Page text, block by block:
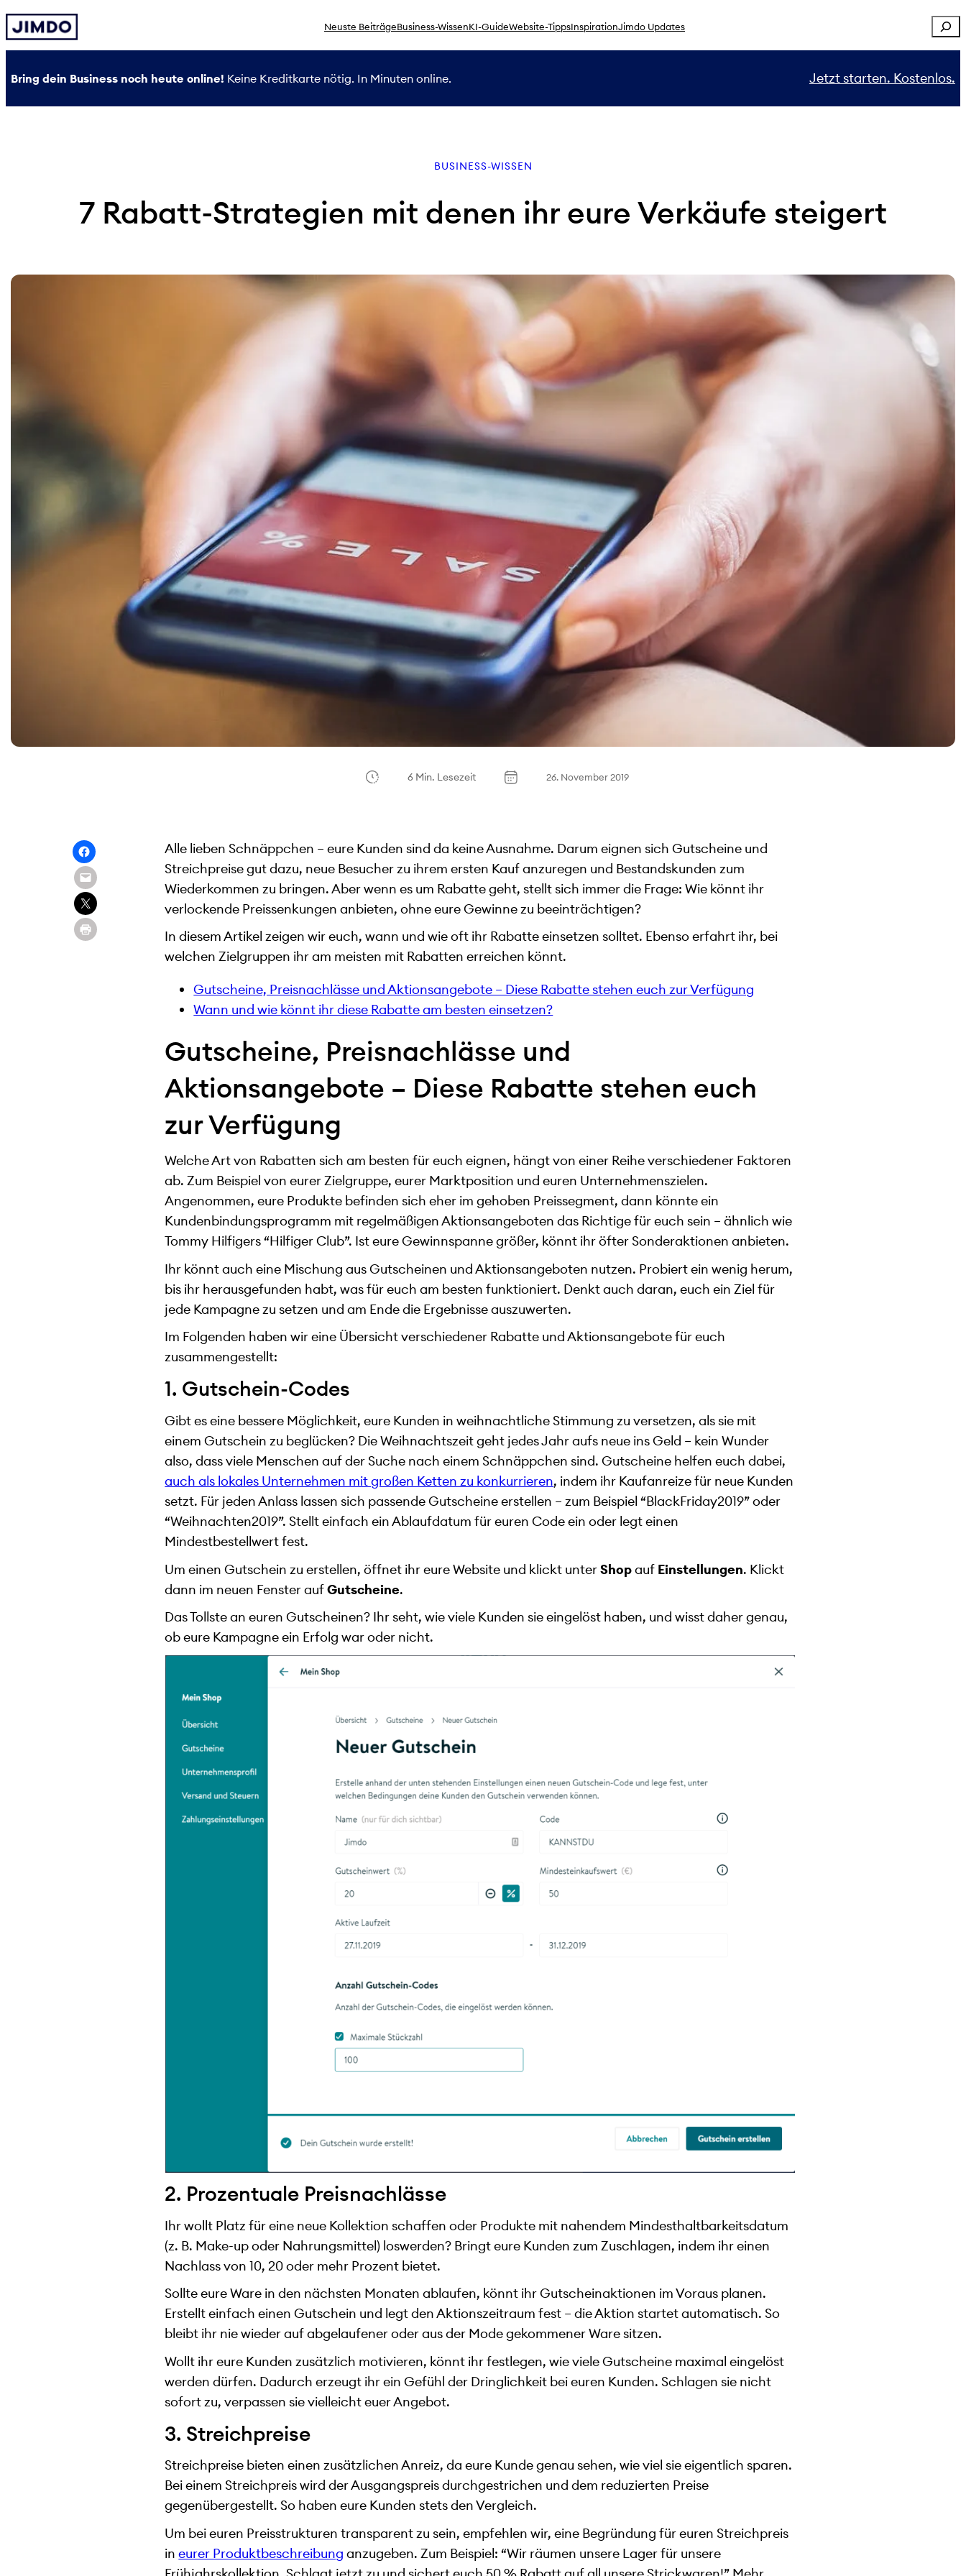
Zum
Inhalt
springen
Neuste BeiträgeBusiness-WissenKI-GuideWebsite-TippsInspirationJimdo Updates
Bring dein Business noch heute online! Keine Kreditkarte nötig. In Minuten online. Jetzt starten. Kostenlos.
BUSINESS-WISSEN
7 Rabatt-Strategien mit denen ihr eure Verkäufe steigert
6 Min. Lesezeit 26. November 2019
Alle lieben Schnäppchen – eure Kunden sind da keine Ausnahme. Darum eignen sich Gutscheine und
Streichpreise gut dazu, neue Besucher zu ihrem ersten Kauf anzuregen und Bestandskunden zum
Wiederkommen zu bringen. Aber wenn es um Rabatte geht, stellt sich immer die Frage: Wie könnt ihr
verlockende Preissenkungen anbieten, ohne eure Gewinne zu beeinträchtigen?
In diesem Artikel zeigen wir euch, wann und wie oft ihr Rabatte einsetzen solltet. Ebenso erfahrt ihr, bei
welchen Zielgruppen ihr am meisten mit Rabatten erreichen könnt.
Gutscheine, Preisnachlässe und Aktionsangebote – Diese Rabatte stehen euch zur Verfügung
Wann und wie könnt ihr diese Rabatte am besten einsetzen?
Gutscheine, Preisnachlässe und
Aktionsangebote – Diese Rabatte stehen euch
zur Verfügung
Welche Art von Rabatten sich am besten für euch eignen, hängt von einer Reihe verschiedener Faktoren
ab. Zum Beispiel von eurer Zielgruppe, eurer Marktposition und euren Unternehmenszielen.
Angenommen, eure Produkte befinden sich eher im gehoben Preissegment, dann könnte ein
Kundenbindungsprogramm mit regelmäßigen Aktionsangeboten das Richtige für euch sein – ähnlich wie
Tommy Hilfigers “Hilfiger Club”. Ist eure Gewinnspanne größer, könnt ihr öfter Sonderaktionen anbieten.
Ihr könnt auch eine Mischung aus Gutscheinen und Aktionsangeboten nutzen. Probiert ein wenig herum,
bis ihr herausgefunden habt, was für euch am besten funktioniert. Denkt auch daran, euch ein Ziel für
jede Kampagne zu setzen und am Ende die Ergebnisse auszuwerten.
Im Folgenden haben wir eine Übersicht verschiedener Rabatte und Aktionsangebote für euch
zusammengestellt:
1. Gutschein-Codes
Gibt es eine bessere Möglichkeit, eure Kunden in weihnachtliche Stimmung zu versetzen, als sie mit
einem Gutschein zu beglücken? Die Weihnachtszeit geht jedes Jahr aufs neue ins Geld – kein Wunder
also, dass viele Menschen auf der Suche nach einem Schnäppchen sind. Gutscheine helfen euch dabei,
auch als lokales Unternehmen mit großen Ketten zu konkurrieren, indem ihr Kaufanreize für neue Kunden
setzt. Für jeden Anlass lassen sich passende Gutscheine erstellen – zum Beispiel “BlackFriday2019” oder
“Weihnachten2019”. Stellt einfach ein Ablaufdatum für euren Code ein oder legt einen
Mindestbestellwert fest.
Um einen Gutschein zu erstellen, öffnet ihr eure Website und klickt unterShopauf Einstellungen. Klickt
dann im neuen Fenster aufGutscheine.
Das Tollste an euren Gutscheinen? Ihr seht, wie viele Kunden sie eingelöst haben, und wisst daher genau,
ob eure Kampagne ein Erfolg war oder nicht.
2. Prozentuale Preisnachlässe
Ihr wollt Platz für eine neue Kollektion schaffen oder Produkte mit nahendem Mindesthaltbarkeitsdatum
(z. B. Make-up oder Nahrungsmittel) loswerden? Bringt eure Kunden zum Zuschlagen, indem ihr einen
Nachlass von 10, 20 oder mehr Prozent bietet.
Sollte eure Ware in den nächsten Monaten ablaufen, könnt ihr Gutscheinaktionen im Voraus planen.
Erstellt einfach einen Gutschein und legt den Aktionszeitraum fest – die Aktion startet automatisch. So
bleibt ihr nie wieder auf abgelaufener oder aus der Mode gekommener Ware sitzen.
Wollt ihr eure Kunden zusätzlich motivieren, könnt ihr festlegen, wie viele Gutscheine maximal eingelöst
werden dürfen. Dadurch erzeugt ihr ein Gefühl der Dringlichkeit bei euren Kunden. Schlagen sie nicht
sofort zu, verpassen sie vielleicht euer Angebot.
3. Streichpreise
Streichpreise bieten einen zusätzlichen Anreiz, da eure Kunde genau sehen, wie viel sie eigentlich sparen.
Bei einem Streichpreis wird der Ausgangspreis durchgestrichen und dem reduzierten Preise
gegenübergestellt. So haben eure Kunden stets den Vergleich.
Um bei euren Preisstrukturen transparent zu sein, empfehlen wir, eine Begründung für euren Streichpreis
ineurer Produktbeschreibung anzugeben. Zum Beispiel: “Wir räumen unsere Lager für unsere